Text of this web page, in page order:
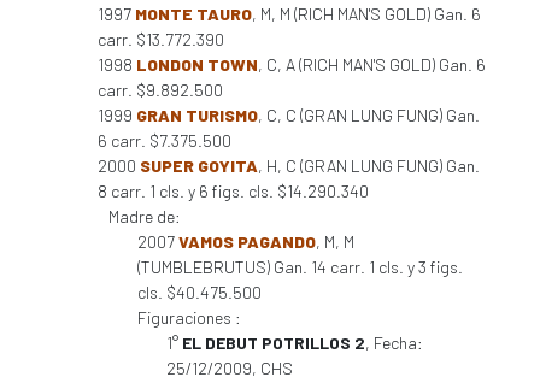
1997 MONTE TAURO, M, M (RICH MAN'S GOLD) Gan. 6
carr. $13.772.390
1998 LONDON TOWN, C, A (RICH MAN'S GOLD) Gan. 6
carr. $9.892.500
1999 GRAN TURISMO, C, C (GRAN LUNG FUNG) Gan.
6 carr. $7.375.500
2000 SUPER GOYITA, H, C (GRAN LUNG FUNG) Gan.
8 carr. 1 cls. y 6 figs. cls. $14.290.340
Madre de:
2007VAMOS PAGANDO, M, M
(TUMBLEBRUTUS) Gan. 14 carr. 1 cls. y 3 figs.
cls. $40.475.500
Figuraciones :
1° EL DEBUT POTRILLOS 2, Fecha:
25/12/2009, CHS